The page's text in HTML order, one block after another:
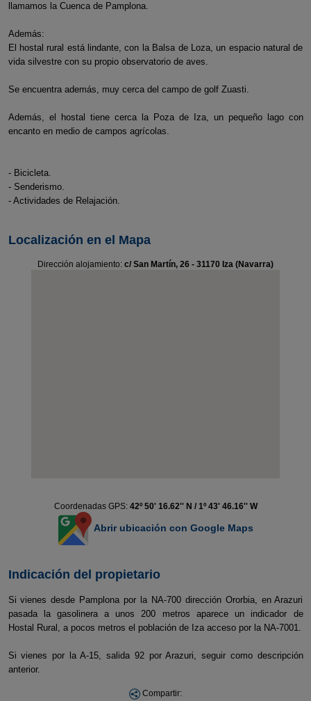
llamamos la Cuenca de Pamplona.
Además:
El hostal rural está lindante, con la Balsa de Loza, un espacio natural de
vida silvestre con su propio observatorio de aves.
Se encuentra además, muy cerca del campo de golf Zuasti.
Además, el hostal tiene cerca la Poza de Iza, un pequeño lago con
encanto en medio de campos agrícolas.
- Bicicleta.
- Senderismo.
- Actividades de Relajación.
Localización en el Mapa
Dirección alojamiento: c/ San Martín, 26 - 31170 Iza (Navarra)
Coordenadas GPS: 42º 50' 16.62'' N / 1º 43' 46.16'' W
Abrir ubicación con Google Maps
Indicación del propietario
Si vienes desde Pamplona por la NA-700 dirección Ororbia, en Arazuri
pasada la gasolinera a unos 200 metros aparece un indicador de
Hostal Rural, a pocos metros el población de Iza acceso por la NA-7001.
Si vienes por la A-15, salida 92 por Arazuri, seguir como descripción
anterior.
Compartir: